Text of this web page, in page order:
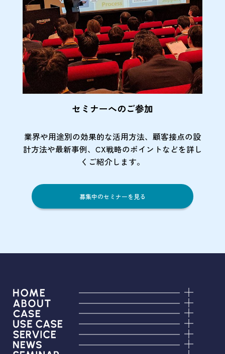
セミナーへのご参加
業界や用途別の効果的な活用方法、顧客接点の設
計方法や最新事例、CX戦略のポイントなどを詳し
くご紹介します。
募集中のセミナーを見る